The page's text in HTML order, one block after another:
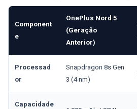
Component
e
OnePlus Nord 5
(Geração
Anterior)
Processad
or
Snapdragon 8s Gen
3 (4 nm)
Capacidade